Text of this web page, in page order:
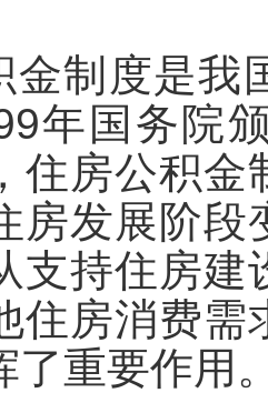
金制度是我
年国务院
住房公积金
房发展阶
支持住房
住房消费
了重要作用